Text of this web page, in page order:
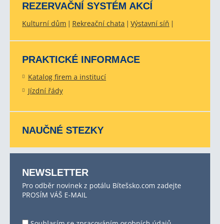
REZERVAČNÍ SYSTÉM AKCÍ
Kulturní dům Rekreační chata Výstavní síň
PRAKTICKÉ INFORMACE
Katalog firem a institucí
Jízdní řády
NAUČNÉ STEZKY
NEWSLETTER
Pro odběr novinek z potálu Bítešsko.com zadejte
PROSÍM VÁŠ E-MAIL